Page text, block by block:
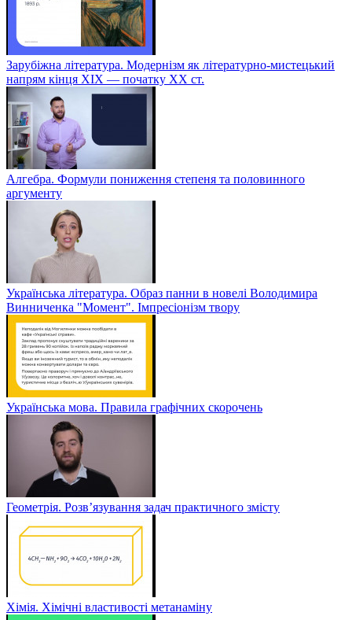
Зарубіжна література. Модернізм як літературно-мистецький
напрям кінця XIX — початку XX ст.
Алгебра. Формули пониження степеня та половинного
аргументу
Українська література. Образ панни в новелі Володимира
Винниченка "Момент". Імпресіонізм твору
Українська мова. Правила графічних скорочень
Геометрія. Розв’язування задач практичного змісту
Хімія. Хімічні властивості метанаміну